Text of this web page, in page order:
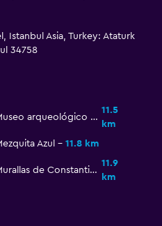
Istanbul Asia, Turkey: Ataturk
34758
Museo arqueológico de Estambul
11.5
km
Azul 11.8 km
Murallas de Constantinopla
11.9
km